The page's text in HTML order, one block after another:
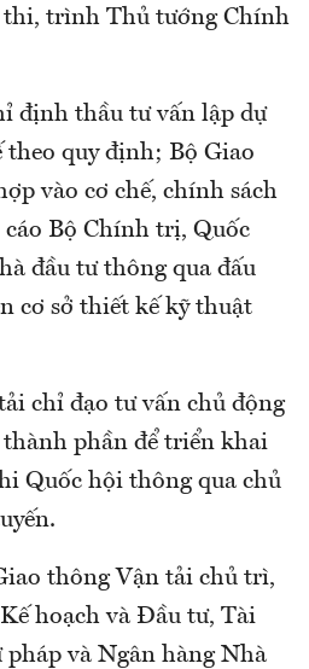
thi, trình Thủ tướng Chính
định thầu tư vấn lập dự
theo quy định; Bộ Giao
vào cơ chế, chính sách
cáo Bộ Chính trị, Quốc
đầu tư thông qua đấu
cơ sở thiết kế kỹ thuật
chỉ đạo tư vấn chủ động
thành phần để triển khai
Quốc hội thông qua chủ
thông Vận tải chủ trì,
hoạch và Đầu tư, Tài
và Ngân hàng Nhà